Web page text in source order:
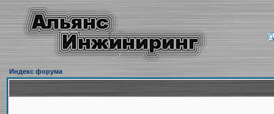
Индекс форума